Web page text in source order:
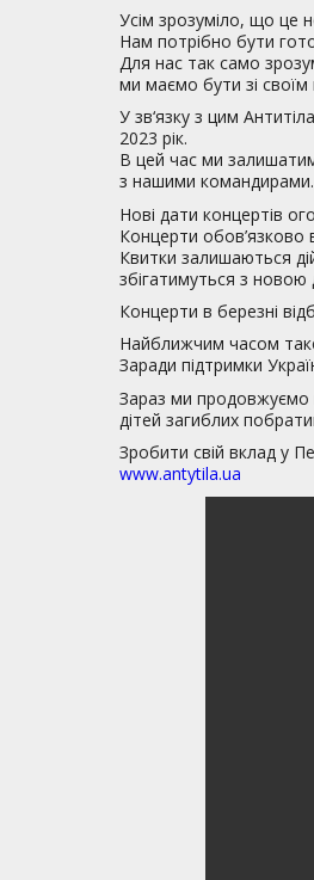
Усім зрозуміло, що це
Нам потрібно бути
Для нас так само
ми маємо бути зі
У зв‘язку з цим
2023 рік.
В цей час ми
з нашими командирами.
Нові дати концертів
Концерти обов’язково
Квитки залишаються
збігатимуться з
Концерти в березні
Найближчим часом
Заради підтримки
Зараз ми продовжуємо
дітей загиблих
Зробити свій вклад у
www.antytila.ua